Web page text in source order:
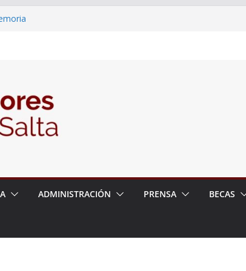
libro
Expo
ADMINISTRACIÓN PRENSA BECAS